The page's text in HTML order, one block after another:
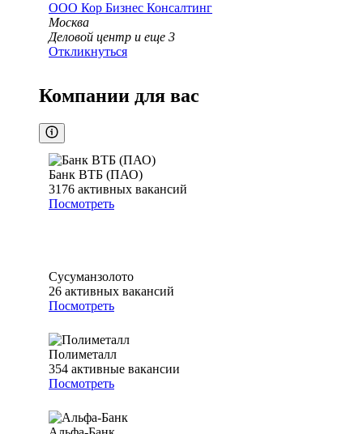
ООО Кор Бизнес Консалтинг
Москва
Деловой центр и еще 3
Откликнуться
Компании для вас
Банк ВТБ (ПАО)
3176 активных вакансий
Посмотреть
Сусуманзолото
26 активных вакансий
Посмотреть
Полиметалл
354 активные вакансии
Посмотреть